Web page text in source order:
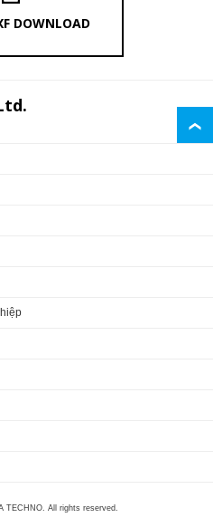
DOWNLOAD
TECHNO. All rights reserved.